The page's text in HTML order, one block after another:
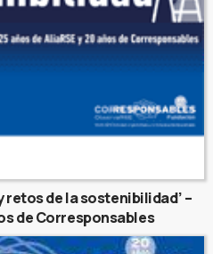
de la sostenibilidad’ –
de Corresponsables